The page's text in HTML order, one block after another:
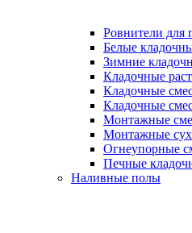
Ровнители для
Белые
Зимние
Кладочные
Кладочные
Кладочные
Монтажные
Монтажные
Огнеупорные
Печные
Наливные полы